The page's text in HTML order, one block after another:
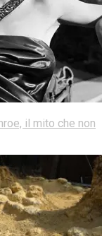
il mito che non